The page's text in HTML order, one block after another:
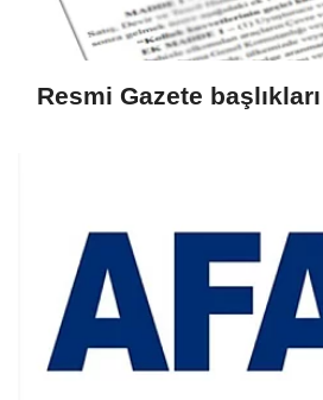
Resmi Gazete başlıkları